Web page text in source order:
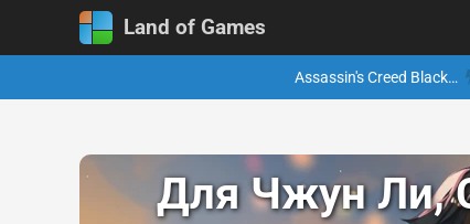
Land of Games
Assassin's Creed Black…
Для Чжун Ли,